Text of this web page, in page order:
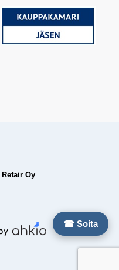
☎ Soita
Refair Oy